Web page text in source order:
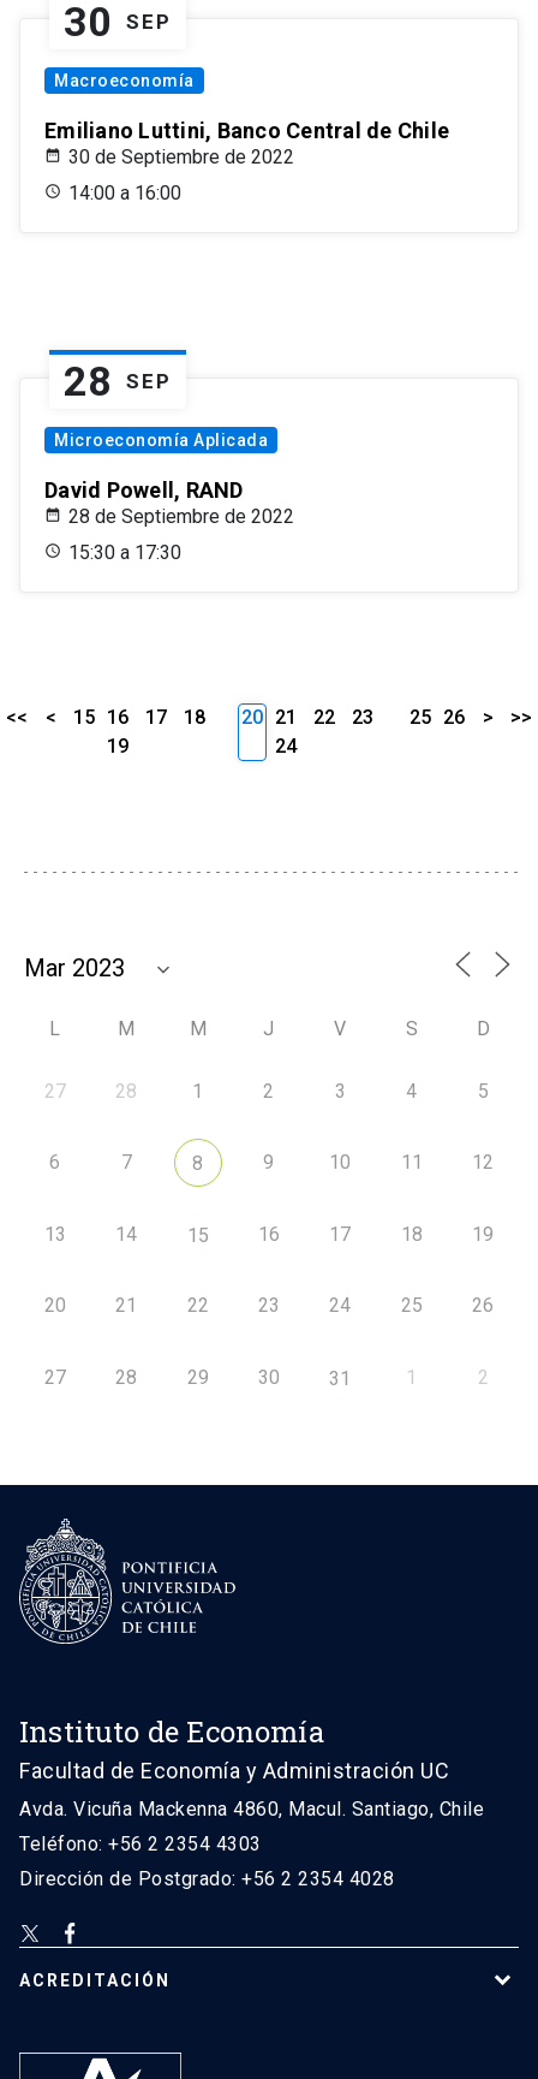
30 SEP
Macroeconomía
Emiliano Luttini, Banco Central de Chile
30 de Septiembre de 2022
14:00 a 16:00
28 SEP
Microeconomía Aplicada
David Powell, RAND
28 de Septiembre de 2022
15:30 a 17:30
<< < 15 16 17
18
19
20 21 22
23
24
25 26 > >>
L M M J V S D
27 28 1 2 3 4 5
6 7 8 9 10 11 12
13 14 15 16 17 18 19
20 21 22 23 24 25 26
27 28 29 30 31 1 2
Instituto de Economía
Facultad de Economía y Administración UC
Avda. Vicuña Mackenna 4860, Macul. Santiago, Chile
Teléfono: +56 2 2354 4303
Dirección de Postgrado: +56 2 2354 4028
ACREDITACIÓN